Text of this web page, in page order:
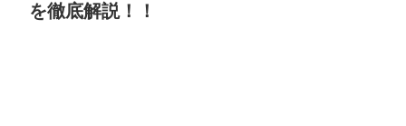
を徹底解説！！